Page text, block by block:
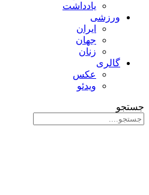
یادداشت
ورزشی
ایران
جهان
زنان
گالری
عکس
ویدئو
جستجو